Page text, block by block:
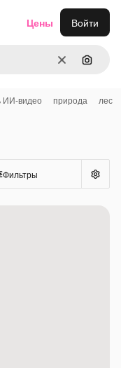
ОчиститьПоиск
Цены Войти
ИИ-видео природа лес
Фильтры